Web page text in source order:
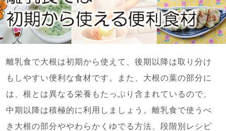
離乳食で大根は初期から使えて、後期以降は取り分け
もしやすい便利な食材です。また、大根の葉の部分に
は、根とは異なる栄養もたっぷり含まれているので、
中期以降は積極的に利用しましょう。離乳食で使うべ
き大根の部分ややわらかくゆでる方法、段階別レシピ